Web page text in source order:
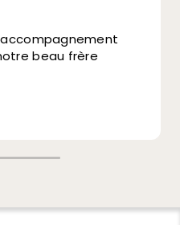
accompagnement
beau frère